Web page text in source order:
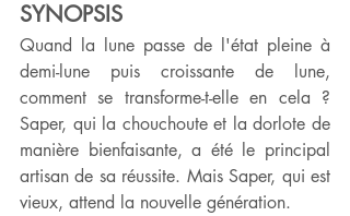
SYNOPSIS
Quand la lune passe de l'état pleine à
demi-lune puis croissante de lune,
comment se transforme-t-elle en cela ?
Saper, qui la chouchoute et la dorlote de
manière bienfaisante, a été le principal
artisan de sa réussite. Mais Saper, qui est
vieux, attend la nouvelle génération.